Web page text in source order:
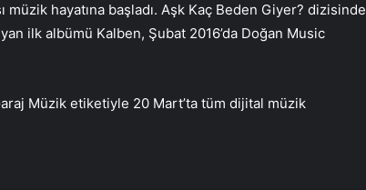
müzik hayatına başladı. Aşk Kaç Beden Giyer? dizisinde
ilk albümü Kalben, Şubat 2016’da Doğan Music
Müzik etiketiyle 20 Mart’ta tüm dijital müzik